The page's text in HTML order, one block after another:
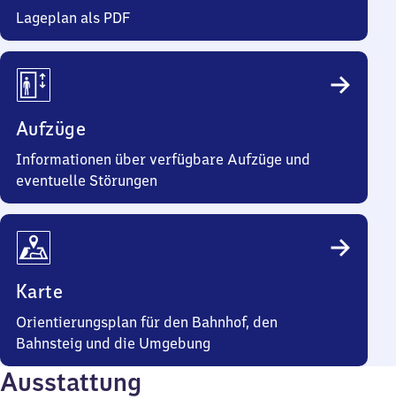
Lageplan als PDF
Aufzüge
Informationen über verfügbare Aufzüge und
eventuelle Störungen
Karte
Orientierungsplan für den Bahnhof, den
Bahnsteig und die Umgebung
Ausstattung